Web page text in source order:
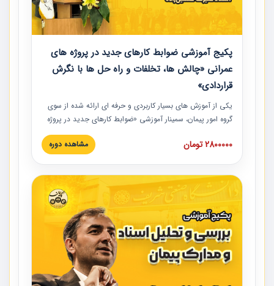
پکیج آموزشی ضوابط کارهای جدید در پروژه های
عمرانی «چالش ها، تخلفات و راه حل ها با نگرش
قراردادی»
یکی از آموزش‏‏‏‏‏‏ های بسیار کاربردی و حرفه‏ ای ارائه شده از سوی
گروه امور پیمان، سمینار آموزشی «ضوابط کارهای جدید در پروژه
های عمرانی» چالش ها، تخلفات و راه حل ها با نگرش قراردادی
است که در محل سندیکای شرکت های ساختمانی کشور ارائه شد.
مدارک پیمان به همراه تجربیات عملی ارائه شده است.
2800000 تومان مشاهده دوره